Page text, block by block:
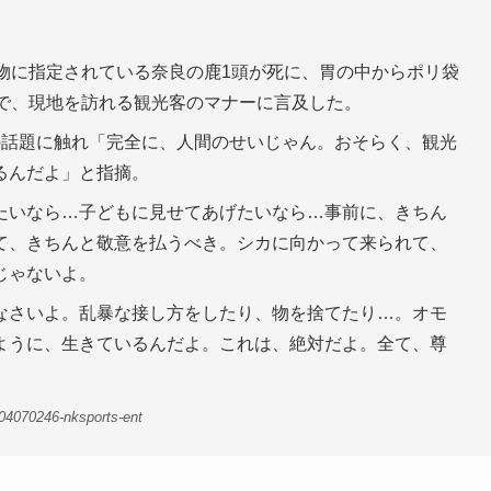
指定されている奈良の鹿1頭が死に、胃の中からポリ袋
現地を訪れる観光客のマナーに言及した。
題に触れ「完全に、人間のせいじゃん。おそらく、観光
だよ」と指摘。
なら…子どもに見せてあげたいなら…事前に、きちん
きちんと敬意を払うべき。シカに向かって来られて、
ないよ。
さいよ。乱暴な接し方をしたり、物を捨てたり…。オモ
に、生きているんだよ。これは、絶対だよ。全て、尊
nksports-ent